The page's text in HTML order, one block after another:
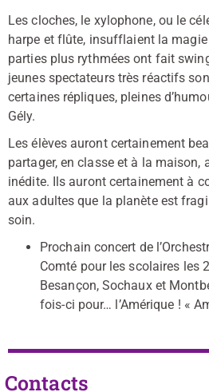
Les cloches, le xylophone, ou le
harpe et flûte, insufflaient la
parties plus rythmées ont fait
jeunes spectateurs très réactifs
certaines répliques, pleines
Gély.
Les élèves auront certainement
partager, en classe et à la maison,
inédite. Ils auront certainement à
aux adultes que la planète est
soin.
Prochain concert de
Comté pour les scolaires les
Besançon, Sochaux et
fois-ci pour… l’Amérique ! «
Contacts